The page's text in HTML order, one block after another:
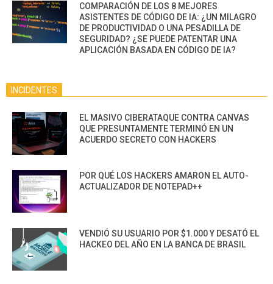
COMPARACIÓN DE LOS 8 MEJORES
ASISTENTES DE CÓDIGO DE IA: ¿UN MILAGRO
DE PRODUCTIVIDAD O UNA PESADILLA DE
SEGURIDAD? ¿SE PUEDE PATENTAR UNA
APLICACIÓN BASADA EN CÓDIGO DE IA?
INCIDENTES
EL MASIVO CIBERATAQUE CONTRA CANVAS
QUE PRESUNTAMENTE TERMINÓ EN UN
ACUERDO SECRETO CON HACKERS
POR QUÉ LOS HACKERS AMARON EL AUTO-
ACTUALIZADOR DE NOTEPAD++
VENDIÓ SU USUARIO POR $1.000 Y DESATÓ EL
HACKEO DEL AÑO EN LA BANCA DE BRASIL